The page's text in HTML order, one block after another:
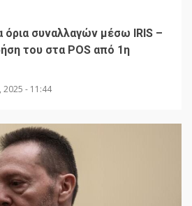
όρια συναλλαγών μέσω IRIS –
του στα POS από 1η
2025 - 11:44